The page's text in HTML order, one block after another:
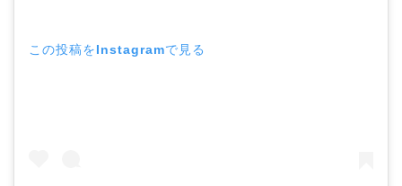
この投稿をInstagramで見る